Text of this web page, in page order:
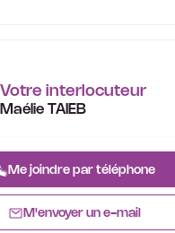
Votre interlocuteur
Maélie TAIEB
Me joindre par téléphone
M'envoyer un e-mail